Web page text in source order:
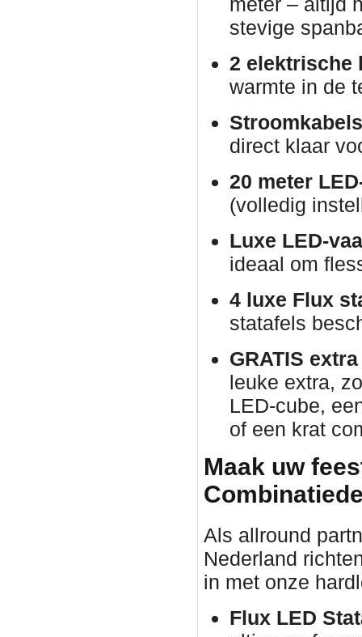
stevige
2 elektrische
warmte in de
direct klaar
20 meter
(volledig
Luxe LED-
ideaal om
4 luxe Flux
statafels
GRATIS
leuke extra,
LED-cube,
of een krat
Maak uw
Als allround
Nederland
in met onze
Flux LED